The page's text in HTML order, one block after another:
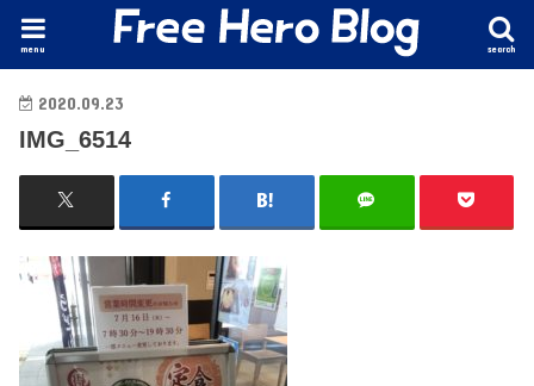
search
menu
2020.09.23
IMG_6514